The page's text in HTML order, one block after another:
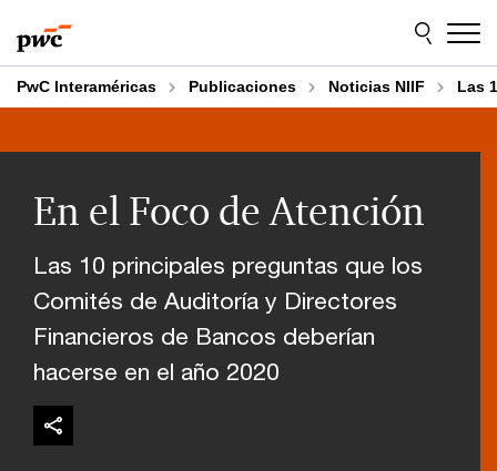
to
content
to
footer
PwC Interaméricas Publicaciones Noticias NIIF Las
En el Foco de Atención
Las 10 principales preguntas que los
Comités de Auditoría y Directores
Financieros de Bancos deberían
hacerse en el año 2020